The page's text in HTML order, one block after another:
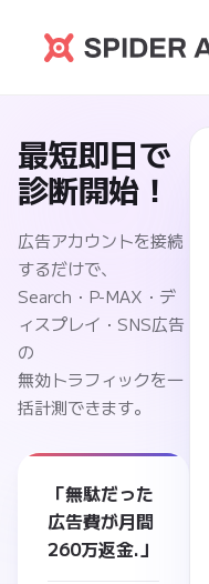
最短即日で
診断開始！
広告アカウントを接続
するだけで、
Search・P-MAX・デ
ィスプレイ・SNS広告
の
無効トラフィックを一
括計測できます。
「無駄だった
広告費が月間
260万返金.」